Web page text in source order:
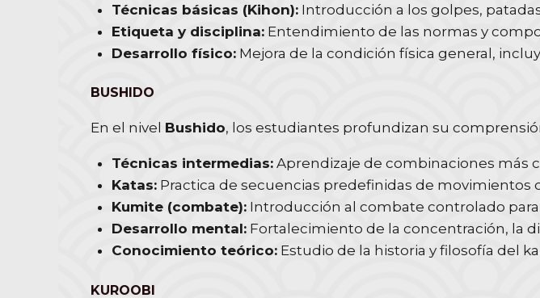
Técnicas básicas (Kihon):Introducción a los golpes,
Etiqueta y disciplina:Entendimiento de las normas y
Desarrollo físico:Mejora de la condición física general,
BUSHIDO
En el nivel Bushido, los estudiantes profundizan su
Técnicas intermedias:Aprendizaje de combinaciones más
Katas:Practica de secuencias predefinidas de movimientos
Kumite (combate):Introducción al combate controlado
Desarrollo mental:Fortalecimiento de la concentración, la
Conocimiento teórico:Estudio de la historia y filosofía del
KUROOBI